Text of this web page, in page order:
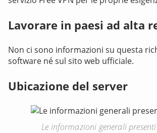
Lavorare in paesi ad alta
Non ci sono informazioni su questa
software né sul sito web ufficiale.
Ubicazione del server
Le informazioni generali